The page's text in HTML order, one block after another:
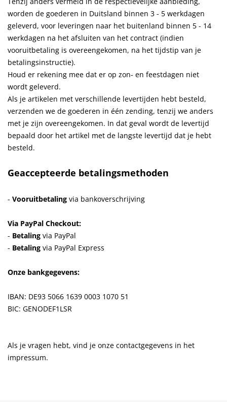
worden de goederen in Duitsland binnen 3 - 5 werkdagen
geleverd, voor leveringen naar het buitenland binnen 5 - 14
werkdagen na het afsluiten van het contract (indien
vooruitbetaling is overeengekomen, na het tijdstip van je
betalingsinstructie).
Houd er rekening mee dat er op zon- en feestdagen niet
wordt geleverd.
Als je artikelen met verschillende levertijden hebt besteld,
verzenden we de goederen in één zending, tenzij we anders
met je zijn overeengekomen. In dat geval wordt de levertijd
bepaald door het artikel met de langste levertijd dat je hebt
besteld.
Geaccepteerde betalingsmethoden
- Vooruitbetaling via bankoverschrijving
Via PayPal Checkout:
- Betaling via PayPal
- Betaling via PayPal Express
Onze bankgegevens:
IBAN: DE93 5066 1639 0003 1070 51
BIC: GENODEF1LSR
Als je vragen hebt, vind je onze contactgegevens in het
impressum.